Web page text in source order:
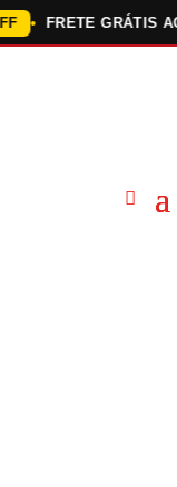
FRETE GRÁTIS ACIMA